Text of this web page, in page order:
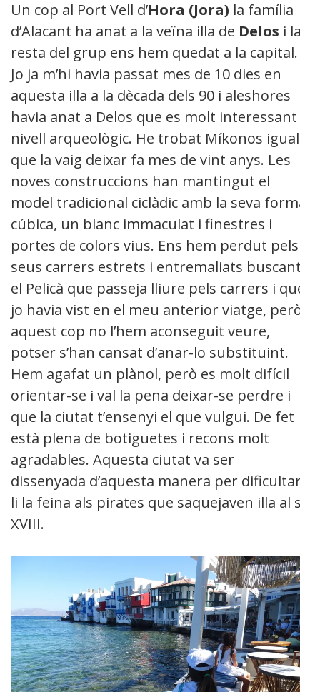
Un cop al Port Vell d’Hora (Jora) la família
d’Alacant ha anat a la veïna illa de Delos i la
resta del grup ens hem quedat a la capital.
Jo ja m’hi havia passat mes de 10 dies en
aquesta illa a la dècada dels 90 i aleshores
havia anat a Delos que es molt interessant a
nivell arqueològic. He trobat Míkonos igual
que la vaig deixar fa mes de vint anys. Les
noves construccions han mantingut el
model tradicional ciclàdic amb la seva forma
cúbica, un blanc immaculat i finestres i
portes de colors vius. Ens hem perdut pels
seus carrers estrets i entremaliats buscant
el Pelicà que passeja lliure pels carrers i que
jo havia vist en el meu anterior viatge, però
aquest cop no l’hem aconseguit veure,
potser s’han cansat d’anar-lo substituint.
Hem agafat un plànol, però es molt difícil
orientar-se i val la pena deixar-se perdre i
que la ciutat t’ensenyi el que vulgui. De fet
està plena de botiguetes i recons molt
agradables. Aquesta ciutat va ser
dissenyada d’aquesta manera per dificultar-
li la feina als pirates que saquejaven illa al s.
XVIII.